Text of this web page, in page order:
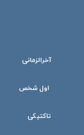
آخرالزمانی
اول شخص
تاکتیکی